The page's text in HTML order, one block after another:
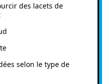
des lacets de
selon le type de